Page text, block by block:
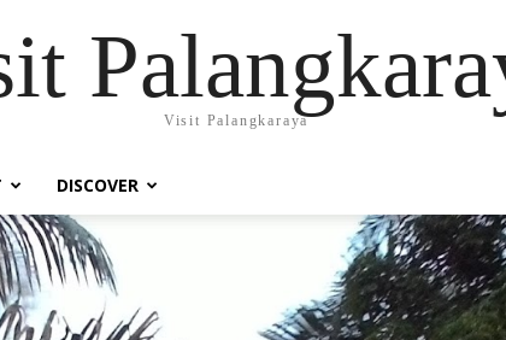
Visit Palangkaraya
DISCOVER